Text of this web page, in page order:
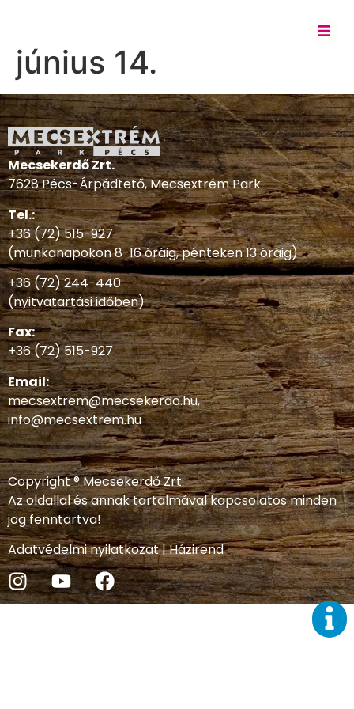
június 14.
Mecsekerdő Zrt.
7628 Pécs-Árpádtető, Mecsextrém Park
Tel.:
+36 (72) 515-927
(munkanapokon 8-16 óráig, pénteken 13 óráig)
+36 (72) 244-440
(nyitvatartási időben)
Fax:
+36 (72) 515-927
Email:
mecsextrem@mecsekerdo.hu,
info@mecsextrem.hu
Copyright ® Mecsekerdő Zrt.
Az oldallal és annak tartalmával kapcsolatos minden
jog fenntartva!
Adatvédelmi nyilatkozat|Házirend